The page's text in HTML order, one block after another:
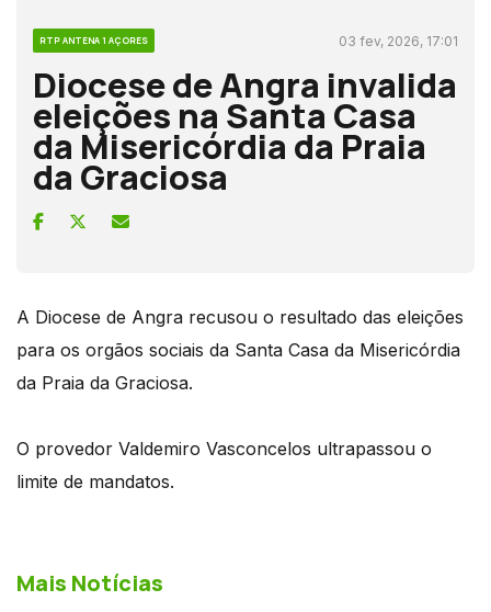
RTP ANTENA 1 AÇORES 03 fev, 2026, 17:01
Diocese de Angra invalida
eleições na Santa Casa
da Misericórdia da Praia
da Graciosa
A Diocese de Angra recusou o resultado das eleições
para os orgãos sociais da Santa Casa da Misericórdia
da Praia da Graciosa.
O provedor Valdemiro Vasconcelos ultrapassou o
limite de mandatos.
Mais Notícias